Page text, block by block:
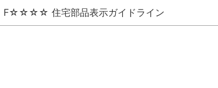
F☆☆☆☆ 住宅部品表示ガイドライン